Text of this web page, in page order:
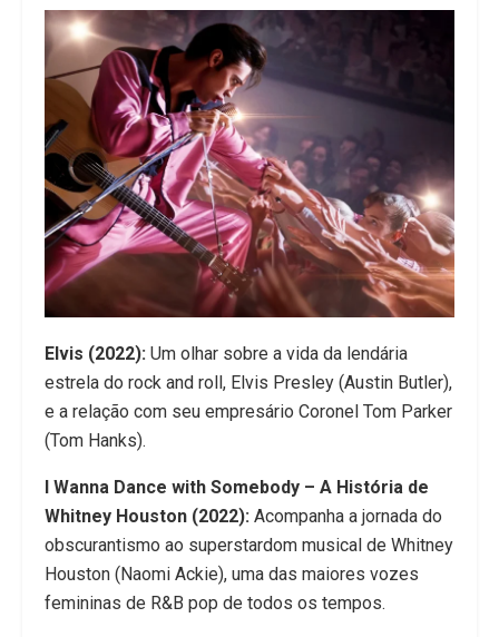
Elvis (2022): Um olhar sobre a vida da lendária
estrela do rock and roll, Elvis Presley (Austin Butler),
e a relação com seu empresário Coronel Tom Parker
(Tom Hanks).
I Wanna Dance with Somebody – A História de
Whitney Houston (2022): Acompanha a jornada do
obscurantismo ao superstardom musical de Whitney
Houston (Naomi Ackie), uma das maiores vozes
femininas de R&B pop de todos os tempos.